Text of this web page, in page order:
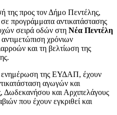
προς τον Δήμο Πεντέλης,
σε προγράμματα αντικατάστασης
σειρά οδών στη Νέα Πεντέλη
χρόνιων
και τη βελτίωση της
ενημέρωση της ΕΥΔΑΠ, έχουν
αγωγών και
Δωδεκανήσου και Αρχιπελάγους
που έχουν εγκριθεί και